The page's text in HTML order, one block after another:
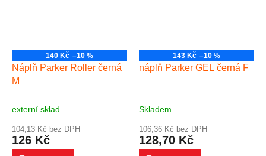
140 Kč –10 %
Náplň Parker Roller černá
M
externí sklad
104,13 Kč bez DPH
126 Kč
143 Kč –10 %
náplň Parker GEL černá F
Skladem
106,36 Kč bez DPH
128,70 Kč